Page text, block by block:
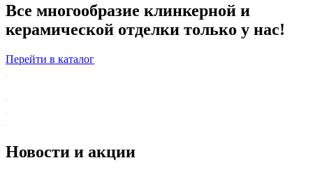
Все многообразие клинкерной и
керамической отделки только у нас!
Перейти в каталог
Новости и акции